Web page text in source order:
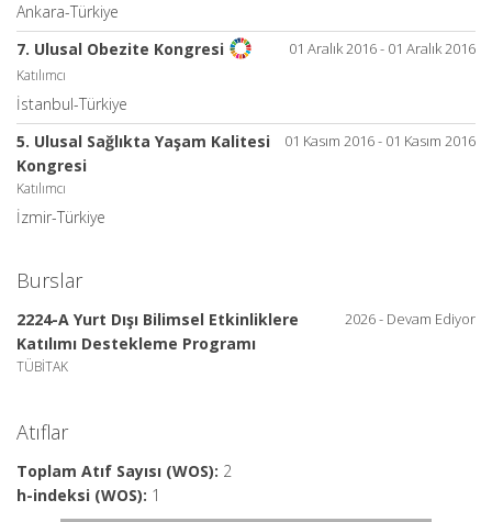
Ankara-Türkiye
01 Aralık 2016 - 01 Aralık 2016
7. Ulusal Obezite Kongresi
Katılımcı
İstanbul-Türkiye
01 Kasım 2016 - 01 Kasım 2016
5. Ulusal Sağlıkta Yaşam Kalitesi
Kongresi
Katılımcı
İzmir-Türkiye
Burslar
2026 - Devam Ediyor
2224-A Yurt Dışı Bilimsel Etkinliklere
Katılımı Destekleme Programı
TÜBİTAK
Atıflar
Toplam Atıf Sayısı (WOS): 2
h-indeksi (WOS): 1